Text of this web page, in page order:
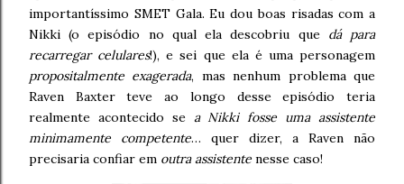
importantíssimo SMET Gala. Eu dou boas risadas com a
Nikki (o episódio no qual ela descobriu que dá para
recarregar celulares!), e sei que ela é uma personagem
propositalmente exagerada, mas nenhum problema que
Raven Baxter teve ao longo desse episódio teria
realmente acontecido se a Nikki fosse uma assistente
minimamente competente… quer dizer, a Raven não
precisaria confiar em outra assistente nesse caso!